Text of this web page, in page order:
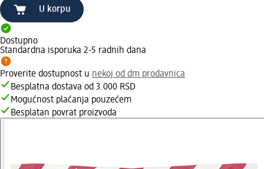
U korpu
Dostupno
Standardna isporuka 2-5 radnih dana
Proverite dostupnost u nekoj od dm prodavnica
Besplatna dostava od 3.000 RSD
Mogućnost plaćanja pouzećem
Besplatan povrat proizvoda